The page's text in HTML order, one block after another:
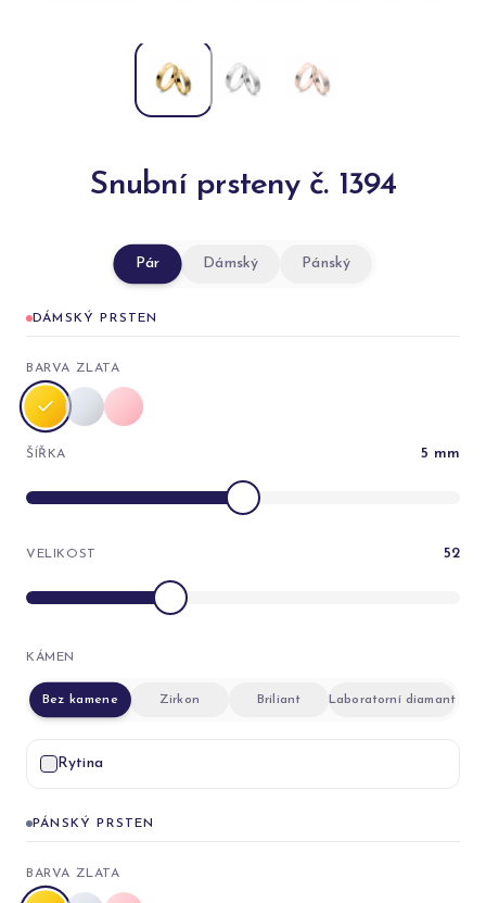
Snubní prsteny č. 1394
Pár Dámský Pánský
DÁMSKÝ PRSTEN
BARVA ZLATA
ŠÍŘKA 5 mm
VELIKOST 52
KÁMEN
Bez kamene Zirkon Briliant Laboratorní diamant
Rytina
PÁNSKÝ PRSTEN
BARVA ZLATA